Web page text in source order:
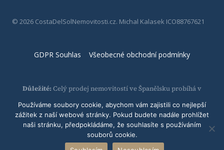
© 2026 CostaDelSolNemovitosti.cz. Michal Kalasek ICO88767621
GDPR Souhlas Všeobecné obchodní podmínky
Důležité: Celý prodej nemovitostí ve Španělsku probíhá v
Majitel této webové stránky nenese žádnou odpovědnost za
proces prodeje. Během procesu budete seznámeni se všemi
náležitostmi a majitel webové stránky s vámi po celou dobu
bude komunikovat v rámci péče o klienty.
Používáme soubory cookie, abychom vám zajistili co nejlepší
zážitek z naší webové stránky. Pokud budete nadále prohlížet
naši stránku, předpokládáme, že souhlasíte s používáním
souborů cookie.